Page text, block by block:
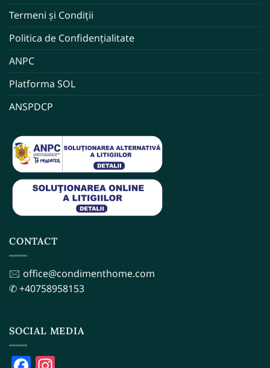
Termeni și Condiții
Politica de Confidențialitate
ANPC
Platforma SOL
ANSPDCP
CONTACT
🖂 office@condimenthome.com
✆ +40758958153
SOCIAL MEDIA